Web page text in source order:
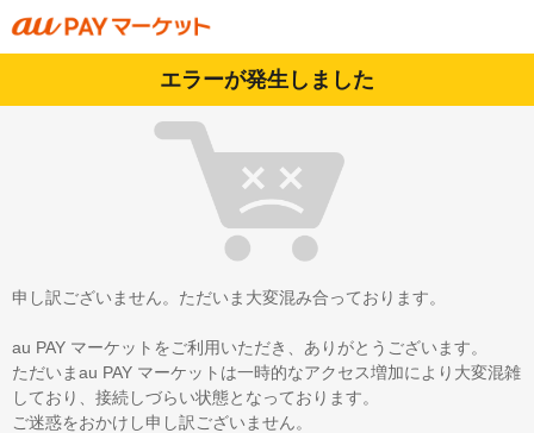
エラーが発生しました
申し訳ございません。ただいま大変混み合っております。
au PAY マーケットをご利用いただき、ありがとうございます。
ただいまau PAY マーケットは一時的なアクセス増加により大変混雑
しており、接続しづらい状態となっております。
ご迷惑をおかけし申し訳ございません。